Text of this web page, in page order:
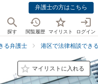
弁護士の方はこちら
探す 閲覧履歴 マイリスト ログイン
る弁護士 港区で法律相談でき
マイリストに入れる